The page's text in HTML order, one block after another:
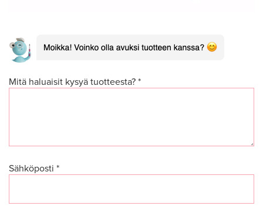
Mitä haluaisit kysyä tuotteesta? *
Sähköposti *